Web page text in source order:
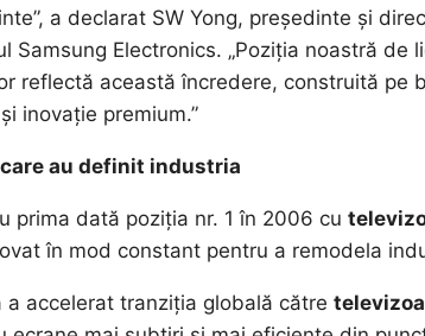
a declarat SW Yong, președinte și
Samsung Electronics. „Poziția noastră de
reflectă această încredere, construită pe
inovație premium.”
au definit industria
prima dată poziția nr. 1 în 2006 cu
în mod constant pentru a remodela
a accelerat tranziția globală către